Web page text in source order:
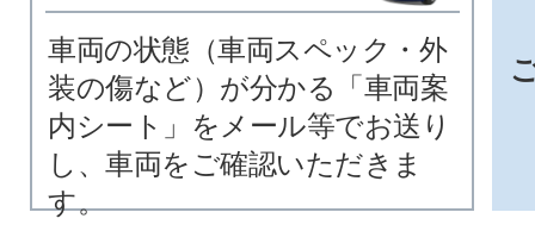
車両の状態（車両スペック・外
装の傷など）が分かる「車両案
内シート」をメール等でお送り
し、車両をご確認いただきま
す。